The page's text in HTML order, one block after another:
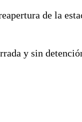
de la
y sin